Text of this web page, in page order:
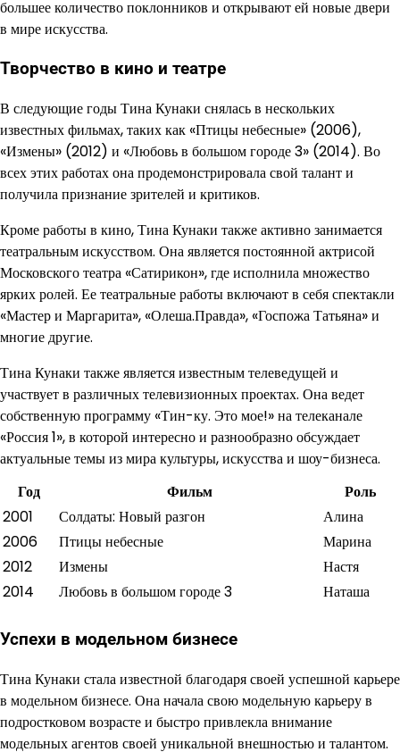
большее количество поклонников и открывают ей новые двери
в мире искусства.
Творчество в кино и театре
В следующие годы Тина Кунаки снялась в нескольких
известных фильмах, таких как «Птицы небесные» (2006),
«Измены» (2012) и «Любовь в большом городе 3» (2014). Во
всех этих работах она продемонстрировала свой талант и
получила признание зрителей и критиков.
Кроме работы в кино, Тина Кунаки также активно занимается
театральным искусством. Она является постоянной актрисой
Московского театра «Сатирикон», где исполнила множество
ярких ролей. Ее театральные работы включают в себя спектакли
«Мастер и Маргарита», «Олеша.Правда», «Госпожа Татьяна» и
многие другие.
Тина Кунаки также является известным телеведущей и
участвует в различных телевизионных проектах. Она ведет
собственную программу «Тин-ку. Это мое!» на телеканале
«Россия 1», в которой интересно и разнообразно обсуждает
актуальные темы из мира культуры, искусства и шоу-бизнеса.
Год
Фильм
Роль
2001
Солдаты: Новый разгон
Алина
2006
Птицы небесные
Марина
2012
Измены
Настя
2014
Любовь в большом городе 3 Наташа
Успехи в модельном бизнесе
Тина Кунаки стала известной благодаря своей успешной карьере
в модельном бизнесе. Она начала свою модельную карьеру в
подростковом возрасте и быстро привлекла внимание
модельных агентов своей уникальной внешностью и талантом.